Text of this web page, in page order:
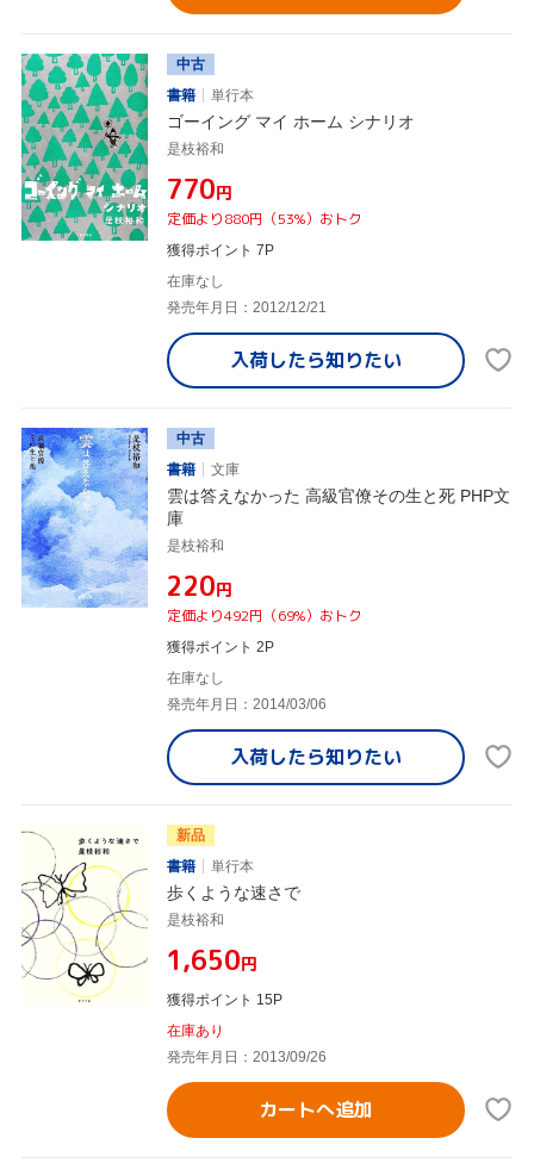
中古
書籍
単行本
ゴーイング マイ ホーム シナリオ
是枝裕和
¥770円
定価より880円（53%）おトク
獲得ポイント 7P
在庫なし
発売年月日：2012/12/21
入荷したら知りたい
中古
書籍
文庫
雲は答えなかった 高級官僚その生と死 PHP文
庫
是枝裕和
¥220円
定価より492円（69%）おトク
獲得ポイント 2P
在庫なし
発売年月日：2014/03/06
入荷したら知りたい
新品
書籍
単行本
歩くような速さで
是枝裕和
¥1,650円
獲得ポイント 15P
在庫あり
発売年月日：2013/09/26
カートへ追加